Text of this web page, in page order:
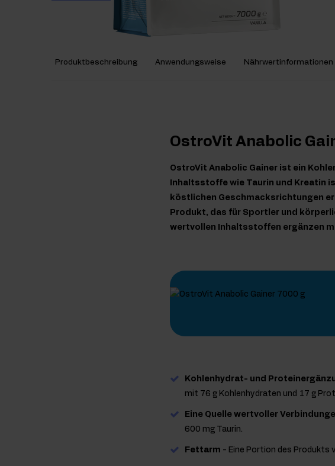
Produktbeschreibung Anwendungsweise Nährwertinformationen
OstroVit Anabolic
OstroVit Anabolic Gainer ist ein
Inhaltsstoffe wie Taurin und Kreatin
köstlichen Geschmacksrichtungen
Produkt, das für Sportler und
wertvollen Inhaltsstoffen ergänzen
Kohlenhydrat- und
mit 76 g Kohlenhydraten und 17 g
Eine Quelle wertvoller
600 mg Taurin.
Fettarm - Eine Portion des Produkts